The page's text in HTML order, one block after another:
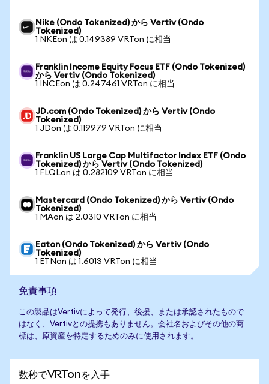
Nike (Ondo Tokenized) から Vertiv (Ondo
Tokenized)
1 NKEon は 0.149389 VRTon に相当
Franklin Income Equity Focus ETF (Ondo Tokenized)
から Vertiv (Ondo Tokenized)
1 INCEon は 0.247461 VRTon に相当
JD.com (Ondo Tokenized) から Vertiv (Ondo
Tokenized)
1 JDon は 0.119979 VRTon に相当
Franklin US Large Cap Multifactor Index ETF (Ondo
Tokenized) から Vertiv (Ondo Tokenized)
1 FLQLon は 0.282109 VRTon に相当
Mastercard (Ondo Tokenized) から Vertiv (Ondo
Tokenized)
1 MAon は 2.0310 VRTon に相当
Eaton (Ondo Tokenized) から Vertiv (Ondo
Tokenized)
1 ETNon は 1.6013 VRTon に相当
免責事項
この製品はVertivによって発行、後援、または承認されたもので
はなく、Vertivとの提携もありません。会社名およびその他の商
標は、原資産を特定するためのみに使用されます。
数秒でVRTonを入手